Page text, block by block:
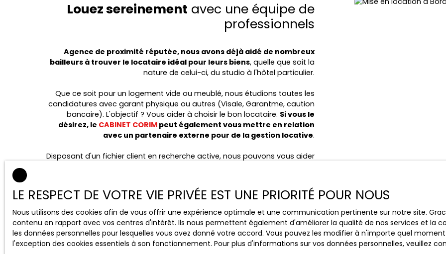
Louez sereinement avec une équipe de
professionnels
Agence de proximité réputée, nous avons déjà aidé de nombreux
bailleurs à trouver le locataire idéal pour leurs biens, quelle que soit la
nature de celui-ci, du studio à l'hôtel particulier.
Que ce soit pour un logement vide ou meublé, nous étudions toutes les
candidatures avec garant physique ou autres (Visale, Garantme, caution
bancaire). L'objectif ? Vous aider à choisir le bon locataire. Si vous le
désirez, le CABINET CORIM peut également vous mettre en relation
avec un partenaire externe pour de la gestion locative.
Disposant d'un fichier client en recherche active, nous pouvons vous aider
Ne laissez donc rien au hasard et confiez votremise en location sur
Bordeauxà une équipe de professionnelsvous assistant durant
l'ensemble du processus et vous fournissant des conseils précis.
LE RESPECT DE VOTRE VIE PRIVÉE EST UNE PRIORITÉ POUR NOUS
Nous utilisons des cookies afin de vous offrir une expérience optimale et une communication pertinente sur notre site.
contenu en rapport avec vos centres d'intérêt. Ils nous permettent également d'améliorer la qualité de nos services et la
les données personnelles pour lesquelles vous avez donné votre accord. Vous pouvez les modifier à n'importe quel
l'exception des cookies essentiels à son fonctionnement. Pour plus d'informations sur vos données personnelles, veuillez